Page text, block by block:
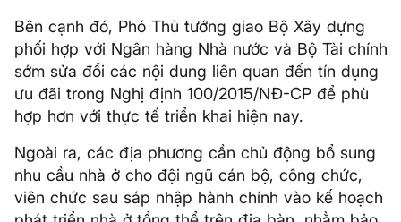
Bên cạnh đó, Phó Thủ tướng giao Bộ Xây dựng
phối hợp với Ngân hàng Nhà nước và Bộ Tài chính
sớm sửa đổi các nội dung liên quan đến tín dụng
ưu đãi trong Nghị định 100/2015/NĐ-CP để phù
hợp hơn với thực tế triển khai hiện nay.
Ngoài ra, các địa phương cần chủ động bổ sung
nhu cầu nhà ở cho đội ngũ cán bộ, công chức,
viên chức sau sáp nhập hành chính vào kế hoạch